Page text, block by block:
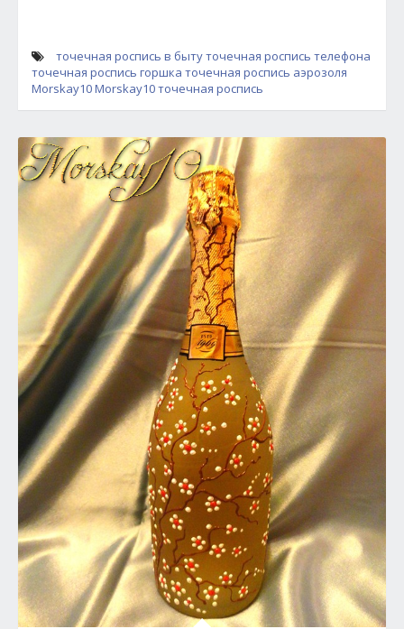
точечная роспись в бытуточечная роспись телефона
точечная роспись горшка точечная роспись аэрозоля
Morskay10Morskay10 точечная роспись